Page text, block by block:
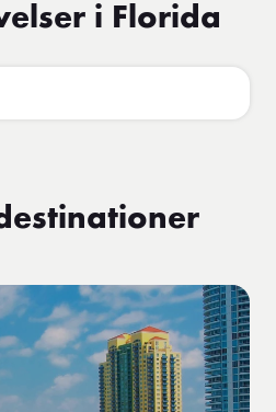
i Florida